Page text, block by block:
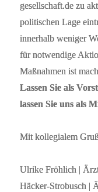
gesellschaft.de zu
politischen Lage
innerhalb weniger
für notwendige
Maßnahmen ist
Lassen Sie als
lassen Sie uns als
Mit kollegialem
Ulrike Fröhlich |
Häcker-Strobusch |